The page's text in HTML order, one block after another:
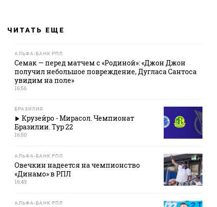
ЧИТАТЬ ЕЩЕ
АЛЬФА-БАНК РПЛ
Семак — перед матчем с «Родиной»: «Джон Джон
получил небольшое повреждение, Дугласа Сантоса
увидим на поле»
16:56
БРАЗИЛИЯ
Крузейро - Мирасол. Чемпионат
Бразилии. Тур 22
16:50
АЛЬФА-БАНК РПЛ
Овечкин надеется на чемпионство
«Динамо» в РПЛ
16:49
АЛЬФА-БАНК РПЛ